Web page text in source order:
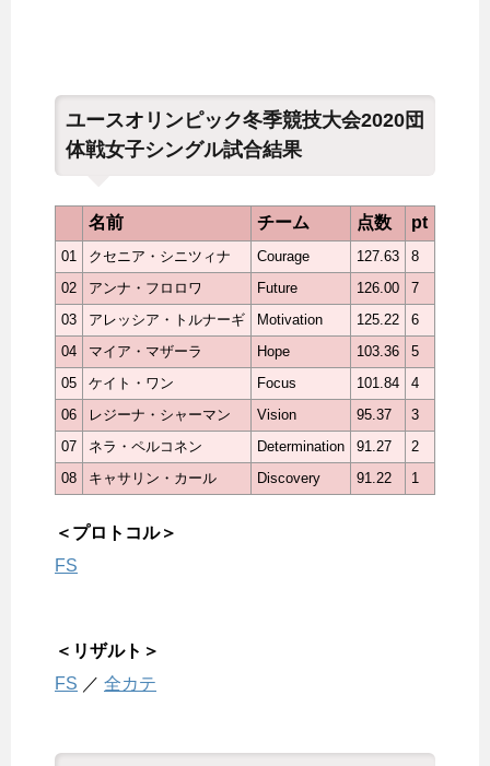
ユースオリンピック冬季競技大会2020団
体戦女子シングル試合結果
名前 チーム 点数 pt
01 クセニア・シニツィナ Courage 127.63
8
02
アンナ・フロロワ Future 126.00
7
03
アレッシア・トルナーギ Motivation 125.22
6
04
マイア・マザーラ Hope 103.36
5
05
ケイト・ワン Focus 101.84
4
06
レジーナ・シャーマン Vision 95.37
3
07
ネラ・ペルコネン Determination 91.27
2
08
キャサリン・カール Discovery 91.22 1
＜プロトコル＞
FS
＜リザルト＞
FS ／ 全カテ